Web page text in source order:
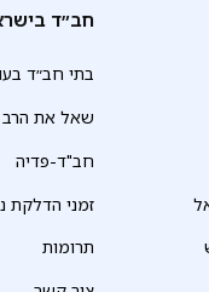
חב״ד
בתי חב״ד
שאל את הרב
חב"ד-פדיה
זמני הדלקת
תרומות